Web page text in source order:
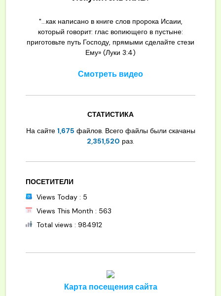
"...как написано в книге слов пророка Исаии,
который говорит: глас вопиющего в пустыне:
приготовьте путь Господу, прямыми сделайте стези
Ему» (Луки 3:4)
Смотреть видео
СТАТИСТИКА
На сайте 1,675 файлов. Всего файлы были скачаны
2,351,520 раз.
ПОСЕТИТЕЛИ
Views Today : 5
Views This Month : 563
Total views : 984912
Карта посещения сайта